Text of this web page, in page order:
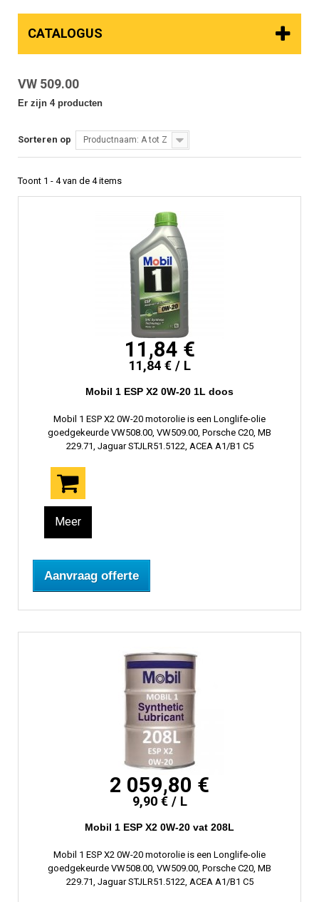
CATALOGUS
VW 509.00
Er zijn 4 producten
Sorteren op Productnaam: A tot Z
Toont 1 - 4 van de 4 items
11,84 €
11,84 € / L
Mobil 1 ESP X2 0W-20 1L doos
Mobil 1 ESP X2 0W-20 motorolie is een Longlife-olie
goedgekeurde VW508.00, VW509.00, Porsche C20, MB
229.71, Jaguar STJLR51.5122, ACEA A1/B1 C5
Meer
Aanvraag offerte
2 059,80 €
9,90 € / L
Mobil 1 ESP X2 0W-20 vat 208L
Mobil 1 ESP X2 0W-20 motorolie is een Longlife-olie
goedgekeurde VW508.00, VW509.00, Porsche C20, MB
229.71, Jaguar STJLR51.5122, ACEA A1/B1 C5